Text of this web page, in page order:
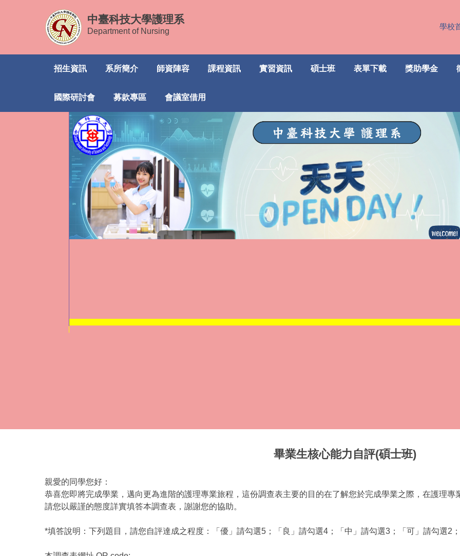
內
中臺科技大學護理系
Department of Nursing
學校
招生資訊 系所簡介 師資陣容 課程資訊 實習資訊 碩士班 表單下載 獎助學金
國際研討會 募款專區 會議室借用
畢業生核心能力自評(碩士班)
親愛的同學您好：
恭喜您即將完成學業，邁向更為進階的護理專業旅程，這份調查表主要的目的在了解您於完成學業之際，在護理專
請您以嚴謹的態度詳實填答本調查表，謝謝您的協助。
*填答說明：下列題目，請您自評達成之程度：「優」請勾選5；「良」請勾選4；「中」請勾選3；「可」請勾選2；